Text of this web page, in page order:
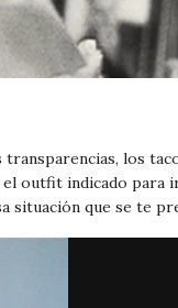
transparencias, los
outfit indicado para
situación que se te